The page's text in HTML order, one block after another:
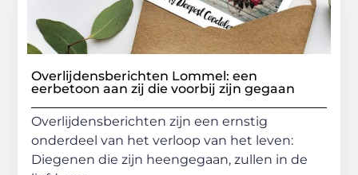
Overlijdensberichten Lommel: een
eerbetoon aan zij die voorbij zijn gegaan
Overlijdensberichten zijn een ernstig
onderdeel van het verloop van het leven:
Diegenen die zijn heengegaan, zullen in de